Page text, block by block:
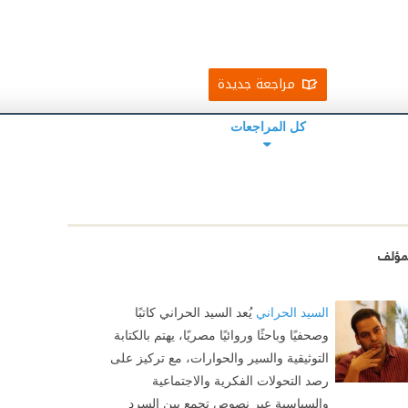
مراجعة جديدة
كل المراجعات
السيد الحراني يُعد السيد الحراني كاتبًا
وصحفيًا وباحثًا وروائيًا مصريًا، يهتم بالكتابة
التوثيقية والسير والحوارات، مع تركيز على
رصد التحولات الفكرية والاجتماعية
والسياسية عبر نصوص تجمع بين السرد